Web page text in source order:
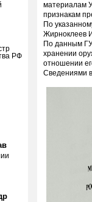
РФ
материалам
признакам
По
Жирноклеев
По данным
хранении
отношении
Сведениями